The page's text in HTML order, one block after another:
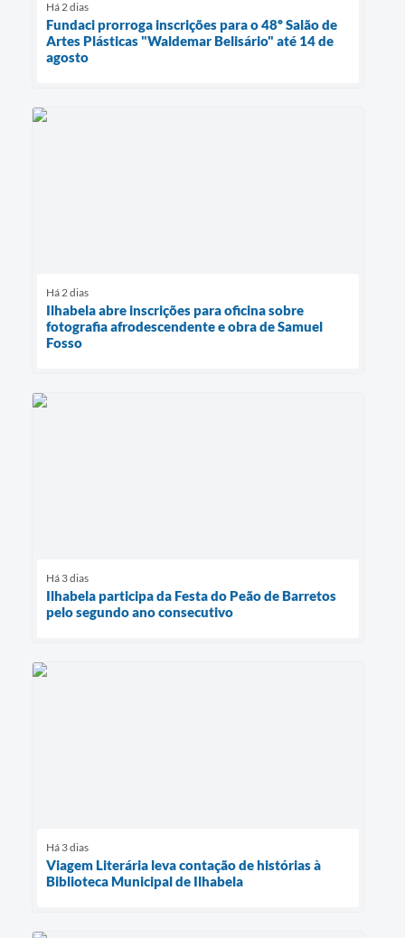
Há 2 dias
Fundaci prorroga inscrições para o 48º Salão de
Artes Plásticas "Waldemar Belisário" até 14 de
agosto
Há 2 dias
Ilhabela abre inscrições para oficina sobre
fotografia afrodescendente e obra de Samuel
Fosso
Há 3 dias
Ilhabela participa da Festa do Peão de Barretos
pelo segundo ano consecutivo
Há 3 dias
Viagem Literária leva contação de histórias à
Biblioteca Municipal de Ilhabela